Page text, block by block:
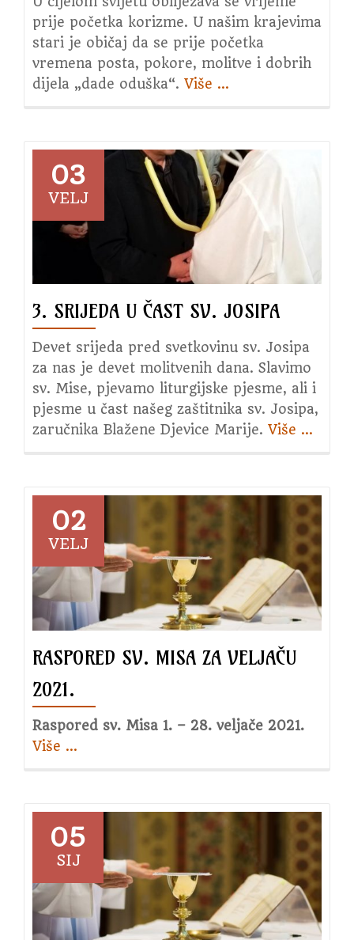
prije početka korizme. U našim krajevima
stari je običaj da se prije početka
vremena posta, pokore, molitve i dobrih
dijela „dade oduška“. Više about
…
03
VELJ
3. SRIJEDA U ČAST SV. JOSIPA
Devet srijeda pred svetkovinu sv. Josipa
za nas je devet molitvenih dana. Slavimo
sv. Mise, pjevamo liturgijske pjesme, ali i
pjesme u čast našeg zaštitnika sv. Josipa,
zaručnika Blažene Djevice Marije. Više about
u
čast
sv.
Josipa
…
02
VELJ
RASPORED SV. MISA ZA VELJAČU
2021.
Raspored sv. Misa 1. – 28. veljače 2021.
Više about
za
veljaču
2021.
…
05
SIJ